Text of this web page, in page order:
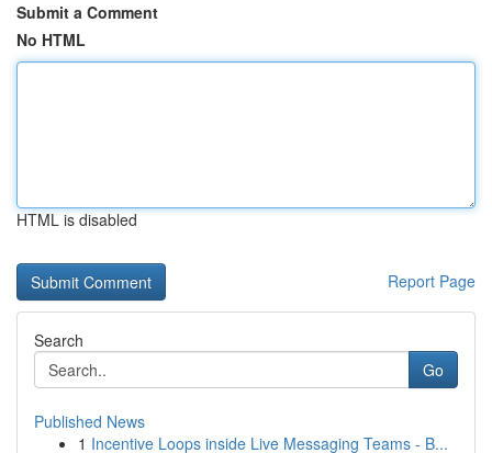
Submit a Comment
No HTML
HTML is disabled
Report Page
Search
Go
Published News
1 Incentive Loops inside Live Messaging Teams - B...